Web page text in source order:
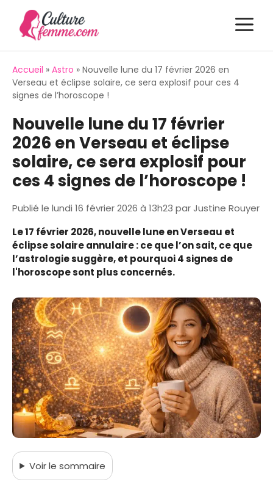
contenu
Accueil » Astro » Nouvelle lune du 17 février 2026 en
Verseau et éclipse solaire, ce sera explosif pour ces 4
signes de l’horoscope !
Nouvelle lune du 17 février
2026 en Verseau et éclipse
solaire, ce sera explosif pour
ces 4 signes de l’horoscope !
Publié le lundi 16 février 2026 à 13h23 parJustine Rouyer
Le 17 février 2026, nouvelle lune en Verseau et
éclipse solaire annulaire : ce que l’on sait, ce que
l’astrologie suggère, et pourquoi 4 signes de
l'horoscope sont plus concernés.
Voirle sommaire